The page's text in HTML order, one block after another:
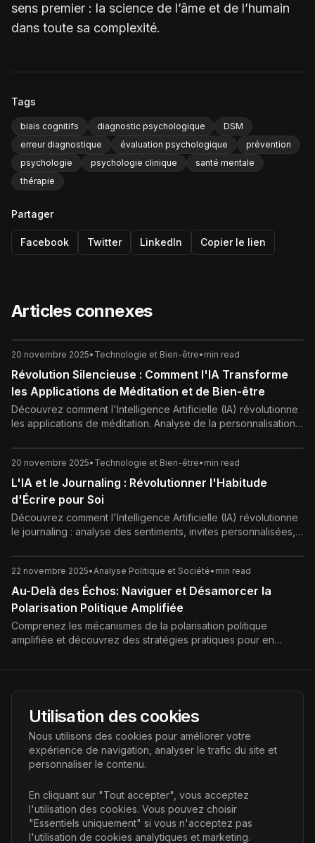
sens premier : la science de l’âme et de l’humain
dans toute sa complexité.
Tags
biais cognitifs diagnostic psychologique
DSM
erreur diagnostique
évaluation psychologique
prévention
psychologie
psychologie clinique
santé mentale
thérapie
Partager
Facebook Twitter LinkedIn Copier le lien
Articles connexes
20 novembre 2025• Technologie et Bien-être• min read
Révolution Silencieuse : Comment l'IA Transforme
les Applications de Méditation et de Bien-être
Découvrez comment l'Intelligence Artificielle (IA) révolutionne
les applications de méditation. Analyse de la personnalisation
recommandation intelligents, des défis éthiques, et du rôle de
l'IA dans l'avenir du bien-être et de la pleine conscience.
20 novembre 2025• Technologie et Bien-être• min read
L'IA et le Journaling : Révolutionner l'Habitude
d'Écrire pour Soi
Découvrez comment l'Intelligence Artificielle (IA) révolutionne
le journaling : analyse des sentiments, invites personnalisées,
une introspection augmentée et un développement personnel
accéléré.
22 novembre 2025•Analyse Politique et Société• min read
Au-Delà des Échos: Naviguer et Désamorcer la
Polarisation Politique Amplifiée
Comprenez les mécanismes de la polarisation politique
amplifiée et découvrez des stratégies pratiques pour en
respect mutuel dans la sphère numérique et réelle. Guide
AI Futur
Portail de l'avenir de l'intelligence artificielle, vous aidant à
découvrir les dernières technologies IA.
Liens
Accueil
Articles
Utilisation des cookies
Nous utilisons des cookies pour améliorer votre
expérience de navigation, analyser le trafic du site et
personnaliser le contenu.
En cliquant sur "Tout accepter", vous acceptez
l'utilisation des cookies. Vous pouvez choisir
"Essentiels uniquement" si vous n'acceptez pas
l'utilisation de cookies analytiques et marketing.